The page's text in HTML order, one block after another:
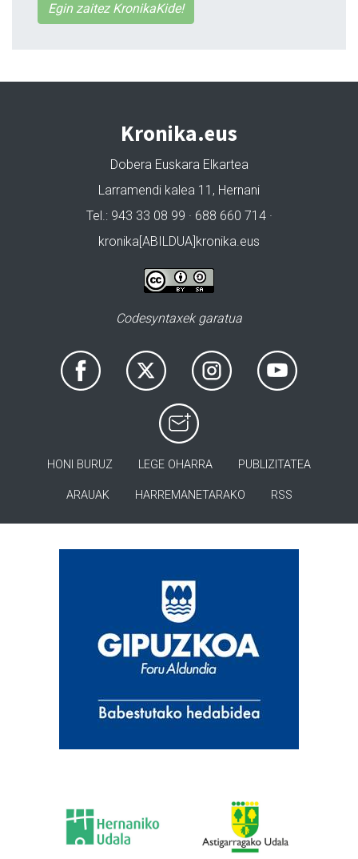
Egin zaitez KronikaKide!
Kronika.eus
Dobera Euskara Elkartea
Larramendi kalea 11, Hernani
Tel.: 943 33 08 99 · 688 660 714 ·
kronika[ABILDUA]kronika.eus
Codesyntaxek garatua
HONI BURUZ LEGE OHARRA PUBLIZITATEA
ARAUAK HARREMANETARAKO RSS